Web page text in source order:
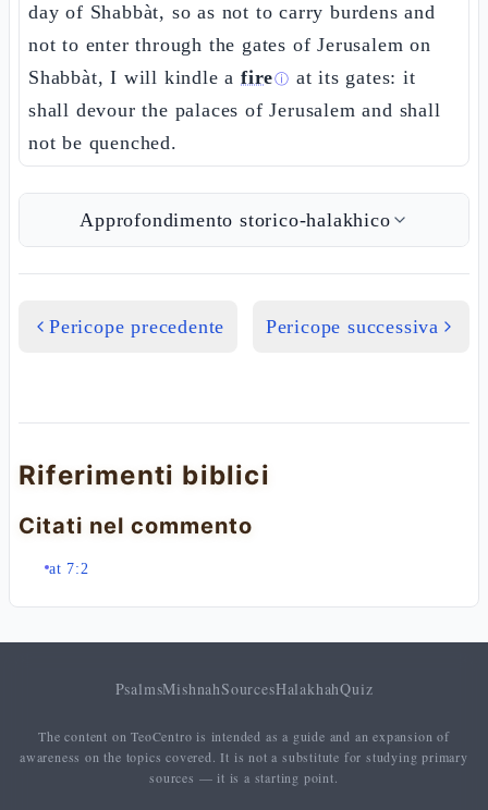
day of Shabbàt, so as not to carry burdens and
not to enter through the gates of Jerusalem on
Shabbàt, I will kindle afireⓘ at its gates: it
shall devour the palaces of Jerusalem and shall
not be quenched.
Approfondimento storico-halakhico
Pericope precedente Pericope successiva
Riferimenti biblici
Citati nel commento
at 7:2
PsalmsMishnahSourcesHalakhahQuiz
The content on TeoCentro is intended as a guide and an expansion of
awareness on the topics covered. It is not a substitute for studying primary
sources — it is a starting point.